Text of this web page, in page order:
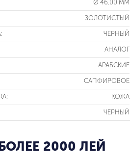
Ø 46.00 ММ
ЗОЛОТИСТЫЙ
ЧЕРНЫЙ
АНАЛОГ
АРАБСКИЕ
САПФИРОВОЕ
КОЖА
ЧЕРНЫЙ
2000 ЛЕЙ